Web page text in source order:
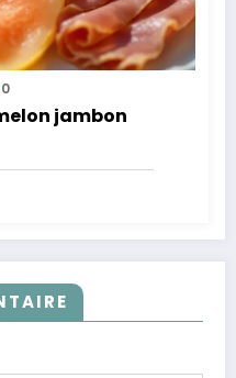
0
jambon